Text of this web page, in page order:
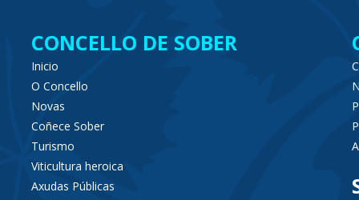
CONCELLO DE SOBER
Inicio
O Concello
Novas
Coñece Sober
Turismo
Viticultura heroica
Axudas Públicas